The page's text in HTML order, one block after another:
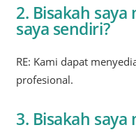
2. Bisakah saya
saya sendiri?
RE: Kami dapat
profesional.
3. Bisakah